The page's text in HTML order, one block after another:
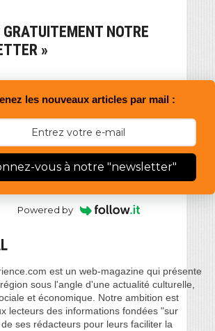
GRATUITEMENT NOTRE
»
les nouveaux articles par mail :
vous à notre "newsletter"
Powered by
est un web-magazine qui présente
sous l'angle d'une actualité culturelle,
et économique. Notre ambition est
lecteurs des informations fondées "sur
ses rédacteurs pour leurs faciliter la